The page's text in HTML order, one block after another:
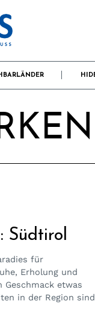
Südtirol
für
Erholung und
etwas
in der Region